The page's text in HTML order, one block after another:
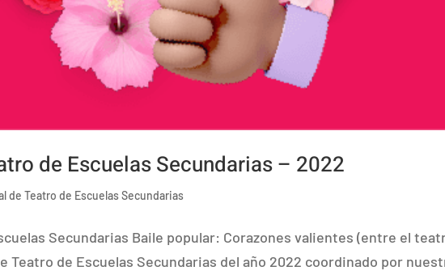
de Escuelas Secundarias – 2022
de Teatro de Escuelas Secundarias
Secundarias Baile popular: Corazones valientes (entre el
Teatro de Escuelas Secundarias del año 2022 coordinado por